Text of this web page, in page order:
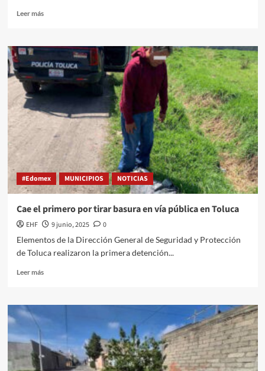
Leer más
#Edomex MUNICIPIOS NOTICIAS
Cae el primero por tirar basura en vía pública en Toluca
EHF 9 junio, 2025
0
Elementos de la Dirección General de Seguridad y Protección
de Toluca realizaron la primera detención...
Leer más